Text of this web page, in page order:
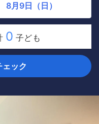
8月9日（日）
0 子ども
ック